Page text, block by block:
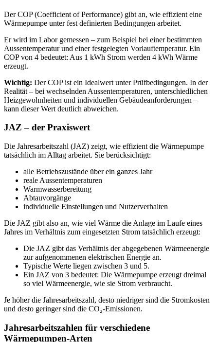
Der COP (Coefficient of Performance) gibt an, wie effizient eine
Wärmepumpe unter fest definierten Bedingungen arbeitet.
Er wird im Labor gemessen – zum Beispiel bei einer bestimmten
Aussentemperatur und einer festgelegten Vorlauftemperatur. Ein
COP von 4 bedeutet: Aus 1 kWh Strom werden 4 kWh Wärme
erzeugt.
Wichtig: Der COP ist ein Idealwert unter Prüfbedingungen. In der
Realität – bei wechselnden Aussentemperaturen, unterschiedlichen
Heizgewohnheiten und individuellen Gebäudeanforderungen –
kann dieser Wert deutlich abweichen.
JAZ – der Praxiswert
Die Jahresarbeitszahl (JAZ) zeigt, wie effizient die Wärmepumpe
tatsächlich im Alltag arbeitet. Sie berücksichtigt:
alle Betriebszustände über ein ganzes Jahr
reale Aussentemperaturen
Warmwasserbereitung
Abtauvorgänge
individuelle Einstellungen und Nutzerverhalten
Die JAZ gibt also an, wie viel Wärme die Anlage im Laufe eines
Jahres im Verhältnis zum eingesetzten Strom tatsächlich erzeugt:
Die JAZ gibt das Verhältnis der abgegebenen Wärmeenergie
zur aufgenommenen elektrischen Energie an.
Typische Werte liegen zwischen 3 und 5.
Ein JAZ von 3 bedeutet: Die Wärmepumpe erzeugt dreimal
so viel Wärmeenergie, wie sie Strom verbraucht.
Je höher die Jahresarbeitszahl, desto niedriger sind die Stromkosten
und desto geringer sind die CO₂-Emissionen.
Jahresarbeitszahlen für verschiedene
Wärmepumpen-Arten